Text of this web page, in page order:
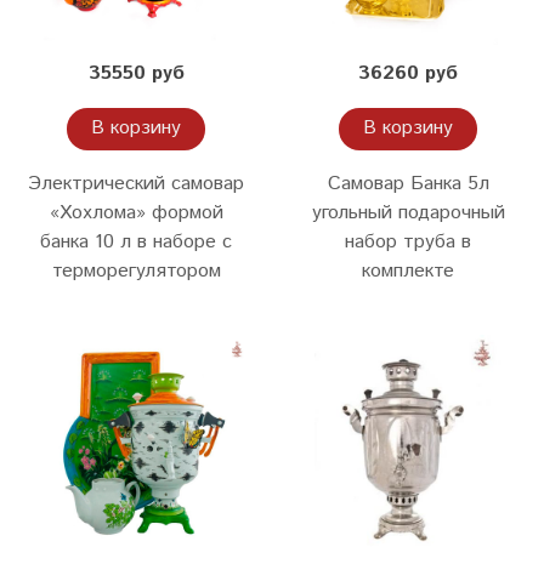
35550 руб
В корзину
Электрический самовар
«Хохлома» формой
банка 10 л в наборе c
терморегулятором
36260 руб
В корзину
Самовар Банка 5л
угольный подарочный
набор труба в
комплекте